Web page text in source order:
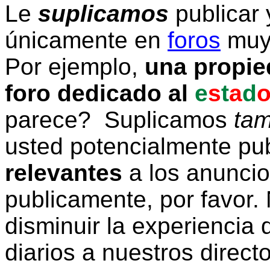
Le suplicamos publicar
únicamente en foros
Por ejemplo, una
foro dedicado al estad
parece? Suplicamos
usted potencialmente
relevantes a los
publicamente, por
disminuir la experiencia
diarios a nuestros